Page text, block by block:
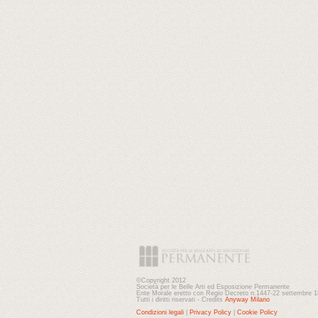
©Copyright 2012
Società per le Belle Arti ed Esposizione Permanente
Ente Morale eretto con Regio Decreto n.1447-22 settembre
Tutti i diritti riservati - Credits Anyway Milano
Condizioni legali
Privacy Policy Cookie Policy